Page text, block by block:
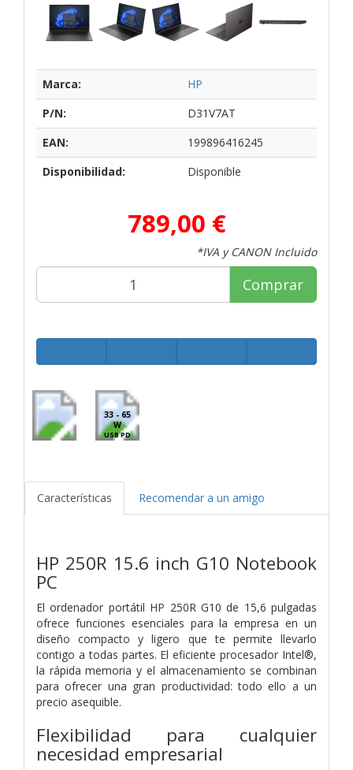
Marca:
HP
P/N:
D31V7AT
EAN:
199896416245
Disponibilidad:
Disponible
789,00 €
*IVA y CANON Incluido
Comprar
33 - 65
W
USB PD
Características Recomendar a un amigo
HP 250R 15.6 inch G10 Notebook
PC
El ordenador portátil HP 250R G10 de 15,6 pulgadas
ofrece funciones esenciales para la empresa en un
diseño compacto y ligero que te permite llevarlo
contigo a todas partes. El eficiente procesador Intel®,
la rápida memoria y el almacenamiento se combinan
para ofrecer una gran productividad: todo ello a un
precio asequible.
Flexibilidad para cualquier
necesidad empresarial